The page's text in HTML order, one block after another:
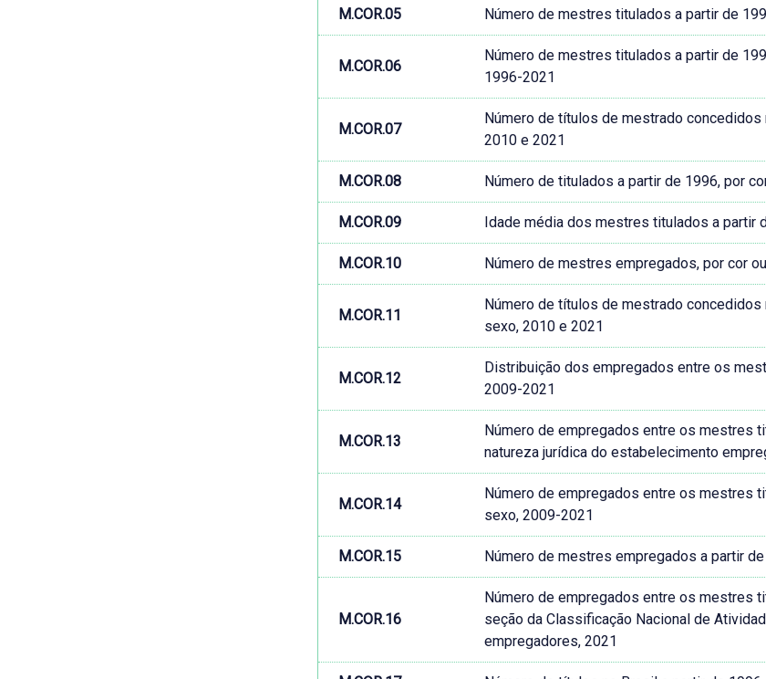
M.COR.05 Número de mestres titulados a partir de
M.COR.06
Número de mestres titulados a partir de
1996-2021
M.COR.07
Número de títulos de mestrado
2010 e 2021
M.COR.08 Número de titulados a partir de 1996, por
M.COR.09 Idade média dos mestres titulados a partir
M.COR.10 Número de mestres empregados, por cor
M.COR.11
Número de títulos de mestrado
sexo, 2010 e 2021
M.COR.12
Distribuição dos empregados entre os
2009-2021
M.COR.13
Número de empregados entre os mestres
natureza jurídica do estabelecimento
M.COR.14
Número de empregados entre os mestres
sexo, 2009-2021
M.COR.15 Número de mestres empregados a partir
M.COR.16
Número de empregados entre os mestres
seção da Classificação Nacional de
empregadores, 2021